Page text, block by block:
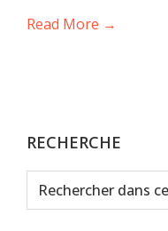
Read More →
RECHERCHE
Rechercher
dans